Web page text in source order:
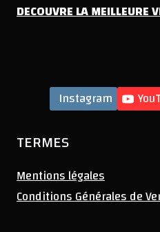
DECOUVRELAMEILLEURE
Instagram
TERMES
Mentions légales
Conditions Générales de